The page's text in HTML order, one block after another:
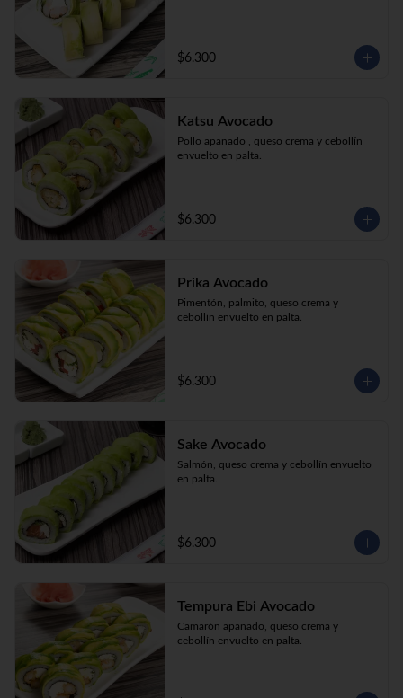
$6.300
Katsu Avocado
Pollo apanado , queso crema y cebollín
envuelto en palta.
$6.300
Prika Avocado
Pimentón, palmito, queso crema y
cebollín envuelto en palta.
$6.300
Sake Avocado
Salmón, queso crema y cebollín envuelto
en palta.
$6.300
Tempura Ebi Avocado
Camarón apanado, queso crema y
cebollín envuelto en palta.